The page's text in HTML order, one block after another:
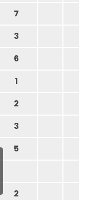
7
3
6
1
2
3
5
2